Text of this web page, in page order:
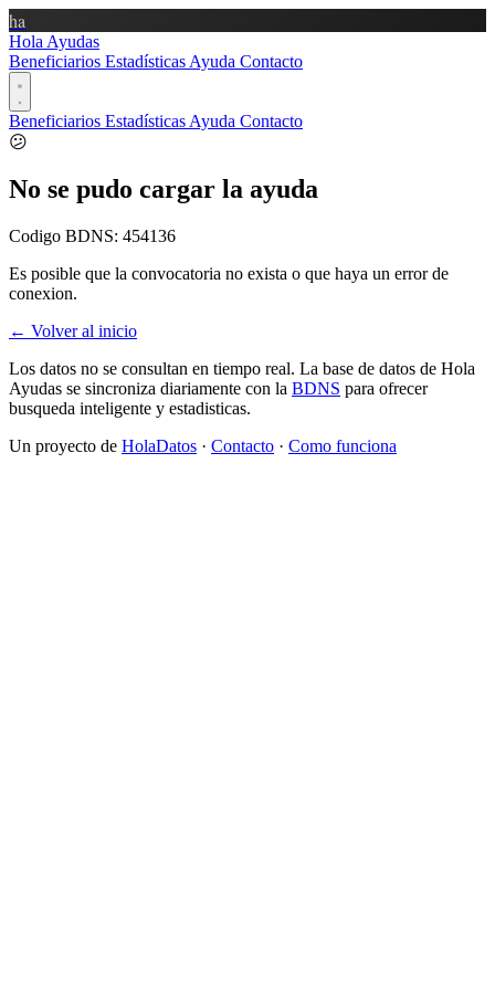
ha
Hola Ayudas
Beneficiarios Estadísticas Ayuda Contacto
Beneficiarios Estadísticas Ayuda Contacto
😕
No se pudo cargar la ayuda
Codigo BDNS: 454136
Es posible que la convocatoria no exista o que haya un error de
conexion.
← Volver al inicio
Los datos no se consultan en tiempo real. La base de datos de Hola
Ayudas se sincroniza diariamente con la BDNS para ofrecer
busqueda inteligente y estadisticas.
Un proyecto de HolaDatos · Contacto · Como funciona